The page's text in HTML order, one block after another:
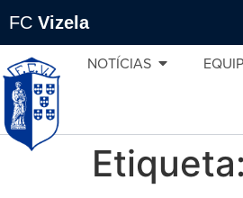
FC Vizela
NOTÍCIAS
Etiqueta: